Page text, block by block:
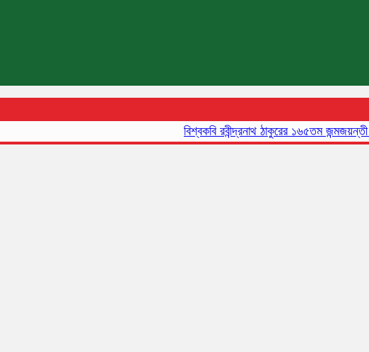
বিশ্বকবি রবীন্দ্রনাথ ঠাকুরের ১৬৫তম জন্মজয়ন্তী আজ